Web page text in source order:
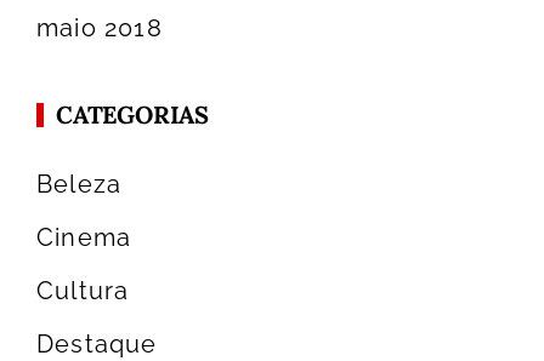
maio 2018
CATEGORIAS
Beleza
Cinema
Cultura
Destaque